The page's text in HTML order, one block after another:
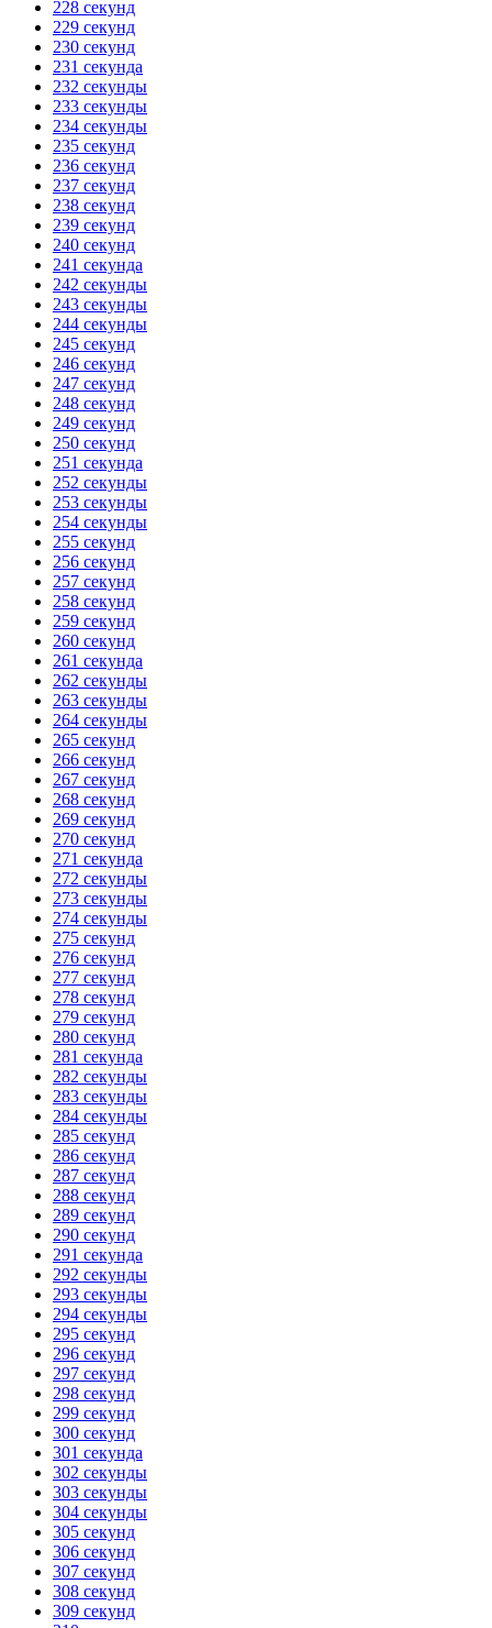
228 секунд
229 секунд
230 секунд
231 секунда
232 секунды
233 секунды
234 секунды
235 секунд
236 секунд
237 секунд
238 секунд
239 секунд
240 секунд
241 секунда
242 секунды
243 секунды
244 секунды
245 секунд
246 секунд
247 секунд
248 секунд
249 секунд
250 секунд
251 секунда
252 секунды
253 секунды
254 секунды
255 секунд
256 секунд
257 секунд
258 секунд
259 секунд
260 секунд
261 секунда
262 секунды
263 секунды
264 секунды
265 секунд
266 секунд
267 секунд
268 секунд
269 секунд
270 секунд
271 секунда
272 секунды
273 секунды
274 секунды
275 секунд
276 секунд
277 секунд
278 секунд
279 секунд
280 секунд
281 секунда
282 секунды
283 секунды
284 секунды
285 секунд
286 секунд
287 секунд
288 секунд
289 секунд
290 секунд
291 секунда
292 секунды
293 секунды
294 секунды
295 секунд
296 секунд
297 секунд
298 секунд
299 секунд
300 секунд
301 секунда
302 секунды
303 секунды
304 секунды
305 секунд
306 секунд
307 секунд
308 секунд
309 секунд